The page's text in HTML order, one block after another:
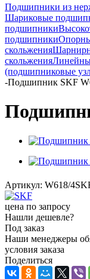
Подшипники из
Шариковые
подшипники
подшипники
скольжения
скольжения
(подшипниковые
-Подшипник SKF
Артикул: W618/
цена по запросу
Нашли дешевле?
Под заказ
Наши менеджеры
условия заказа
Поделиться